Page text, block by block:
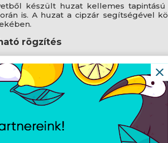
készült huzat kellemes tapintású
is. A huzat a cipzár segítségével
rögzítés
állítható hosszúságú, csatos pánt
autó fejtámlájához, a kívánt
hosszú utakon
a nyak- és vállizmok feszültségét, így